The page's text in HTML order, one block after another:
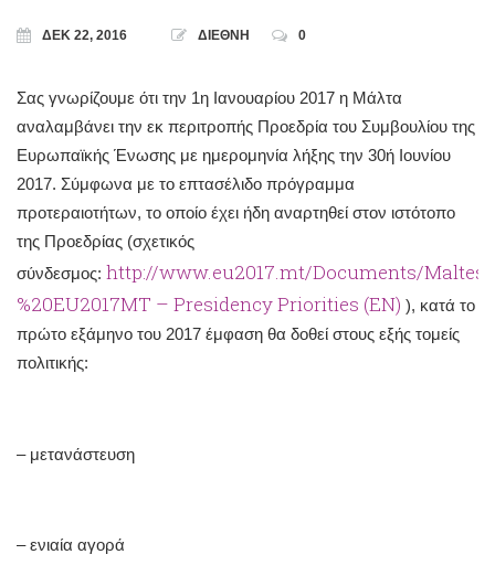
ΔΕΚ 22, 2016 ΔΙΕΘΝΗ 0
Σας γνωρίζουμε ότι την 1η Ιανουαρίου 2017 η Μάλτα
αναλαμβάνει την εκ περιτροπής Προεδρία του Συμβουλίου της
Ευρωπαϊκής Ένωσης με ημερομηνία λήξης την 30ή Ιουνίου
2017. Σύμφωνα με το επτασέλιδο πρόγραμμα
προτεραιοτήτων, το οποίο έχει ήδη αναρτηθεί στον ιστότοπο
της Προεδρίας (σχετικός
σύνδεσμος: http://www.eu2017.mt/Documents/
%20EU2017MT – Presidency Priorities (EN) ), κατά το
πρώτο εξάμηνο του 2017 έμφαση θα δοθεί στους εξής τομείς
πολιτικής:
– μετανάστευση
– ενιαία αγορά